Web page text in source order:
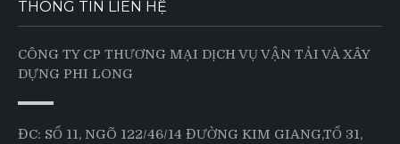
THÔNG TIN LIÊN HỆ
CÔNG TY CP THƯƠNG MẠI DỊCH VỤ VẬN TẢI VÀ XÂY
DỰNG PHI LONG
ĐC: SỐ 11, NGÕ 122/46/14 ĐƯỜNG KIM GIANG,TỔ 31,